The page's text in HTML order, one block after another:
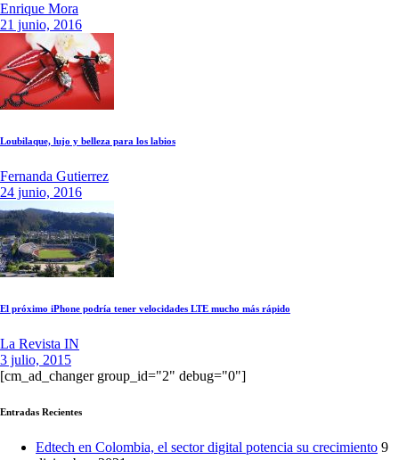
Enrique Mora
21 junio, 2016
Loubilaque, lujo y belleza para los labios
Fernanda Gutierrez
24 junio, 2016
El próximo iPhone podría tener velocidades LTE mucho más rápido
La Revista IN
3 julio, 2015
[cm_ad_changer group_id="2" debug="0"]
Entradas Recientes
Edtech en Colombia, el sector digital potencia su crecimiento 9